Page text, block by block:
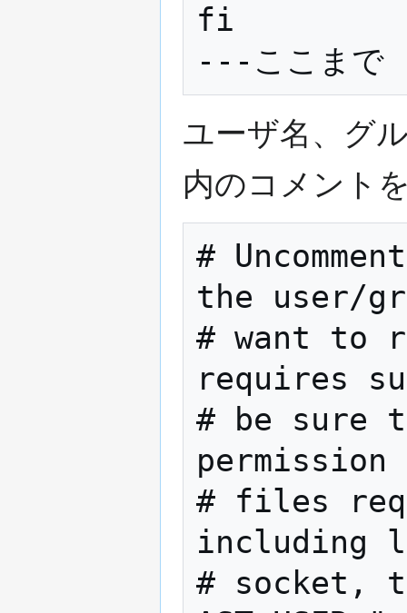
fi
ユーザ名、グ
内のコメント
#
the user/
# want to
requires
# be sure
# files
including
# socket,